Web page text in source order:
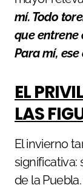
mí. Todo
que entrene
Para mí, ese
EL
LAS
El invierno
significativa:
de la Puebla.